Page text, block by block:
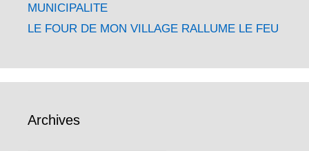
MUNICIPALITE
LE FOUR DE MON VILLAGE RALLUME LE FEU
Archives